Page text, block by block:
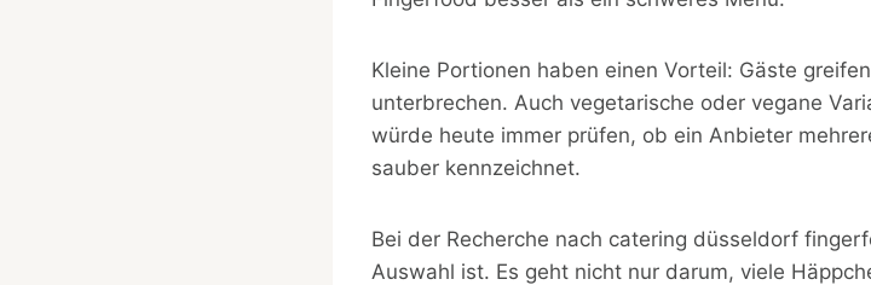
Kleine Portionen haben einen Vorteil: Gäste
unterbrechen. Auch vegetarische oder vegane
würde heute immer prüfen, ob ein Anbieter
sauber kennzeichnet.
Bei der Recherche nach catering düsseldorf
Auswahl ist. Es geht nicht nur darum, viele